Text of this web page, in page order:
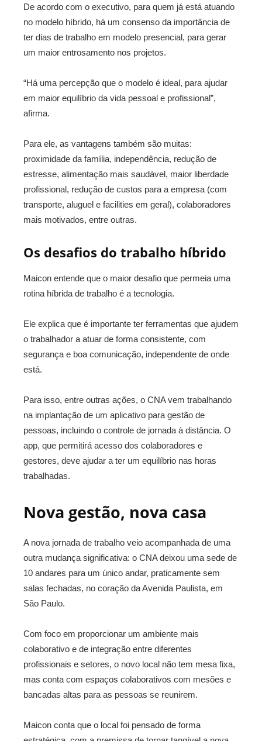
De acordo com o executivo, para quem já está atuando
no modelo híbrido, há um consenso da importância de
ter dias de trabalho em modelo presencial, para gerar
um maior entrosamento nos projetos.
“Há uma percepção que o modelo é ideal, para ajudar
em maior equilíbrio da vida pessoal e profissional”,
afirma.
Para ele, as vantagens também são muitas:
proximidade da família, independência, redução de
estresse, alimentação mais saudável, maior liberdade
profissional, redução de custos para a empresa (com
transporte, aluguel e facilities em geral), colaboradores
mais motivados, entre outras.
Os desafios do trabalho híbrido
Maicon entende que o maior desafio que permeia uma
rotina híbrida de trabalho é a tecnologia.
Ele explica que é importante ter ferramentas que ajudem
o trabalhador a atuar de forma consistente, com
segurança e boa comunicação, independente de onde
está.
Para isso, entre outras ações, o CNA vem trabalhando
na implantação de um aplicativo para gestão de
pessoas, incluindo o controle de jornada à distância. O
app, que permitirá acesso dos colaboradores e
gestores, deve ajudar a ter um equilíbrio nas horas
trabalhadas.
Nova gestão, nova casa
A nova jornada de trabalho veio acompanhada de uma
outra mudança significativa: o CNA deixou uma sede de
10 andares para um único andar, praticamente sem
salas fechadas, no coração da Avenida Paulista, em
São Paulo.
Com foco em proporcionar um ambiente mais
colaborativo e de integração entre diferentes
profissionais e setores, o novo local não tem mesa fixa,
mas conta com espaços colaborativos com mesões e
bancadas altas para as pessoas se reunirem.
Maicon conta que o local foi pensado de forma